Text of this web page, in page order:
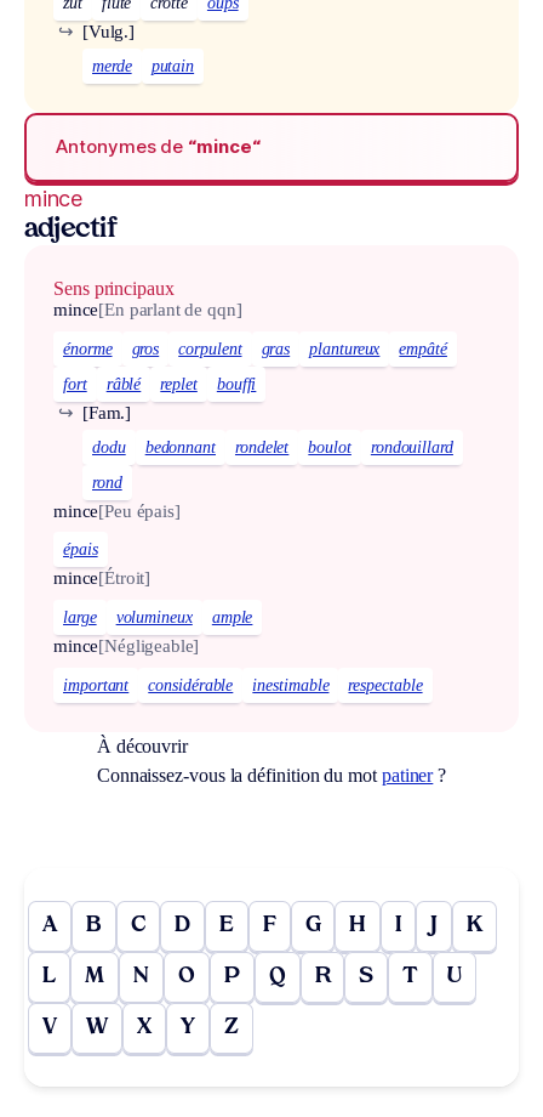
[Vulg.]
↪
merde putain
Antonymes de “mince“
mince
adjectif
Sens principaux
mince[En parlant de qqn]
énorme gros corpulent gras plantureux
empâté
fort
râblé replet bouffi
[Fam.]
↪
dodu bedonnant rondelet boulot
rondouillard
rond
mince[Peu épais]
épais
mince[Étroit]
large volumineux ample
mince[Négligeable]
important considérable inestimable respectable
À découvrir
Connaissez-vous la définition du mot patiner?
A B C D E F G H I J K
L M N O P Q R S T U
V W X Y Z